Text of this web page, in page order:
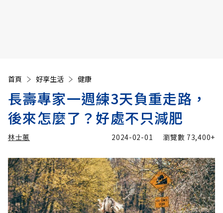
首頁 好享生活 健康
長壽專家一週練3天負重走路，
後來怎麼了？好處不只減肥
林士蕙 2024-02-01 瀏覽數 73,400+